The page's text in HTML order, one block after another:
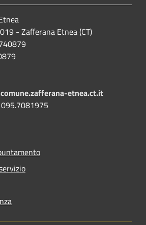
- Zafferana Etnea (CT)
etnea.ct.it